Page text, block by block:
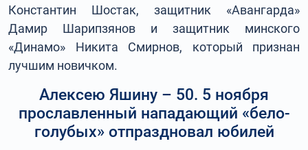
Константин Шостак, защитник «Авангарда»
Дамир Шарипзянов и защитник минского
«Динамо» Никита Смирнов, который признан
лучшим новичком.
Алексею Яшину – 50. 5 ноября
прославленный нападающий «бело-
голубых» отпраздновал юбилей